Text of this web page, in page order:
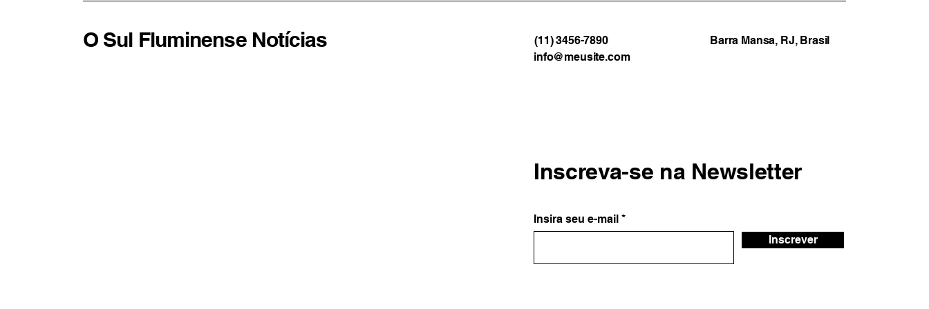
O Sul Fluminense Notícias (11) 3456-7890
Barra Mansa, RJ, Brasil
info@meusite.com
Inscreva-se na Newsletter
Insira seu e-mail
Inscrever